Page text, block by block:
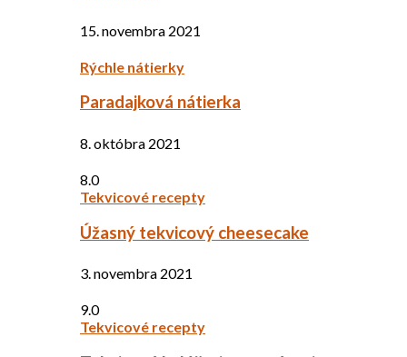
15. novembra 2021
Rýchle nátierky
Paradajková nátierka
8. októbra 2021
8.0
Tekvicové recepty
Úžasný tekvicový cheesecake
3. novembra 2021
9.0
Tekvicové recepty